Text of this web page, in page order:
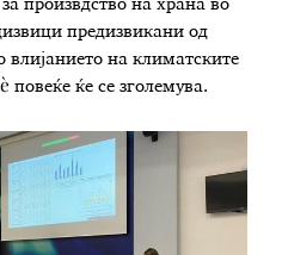
за произвдство на храна во
предизвикани од
влијанието на климатските
ќе се зголемува.